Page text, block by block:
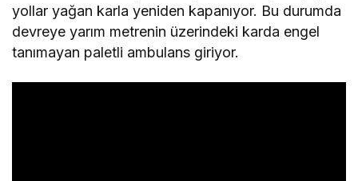
yollar yağan karla yeniden kapanıyor. Bu durumda
devreye yarım metrenin üzerindeki karda engel
tanımayan paletli ambulans giriyor.